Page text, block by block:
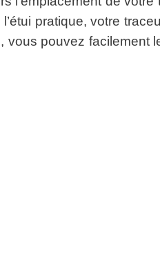
pratique, votre
pouvez facilement